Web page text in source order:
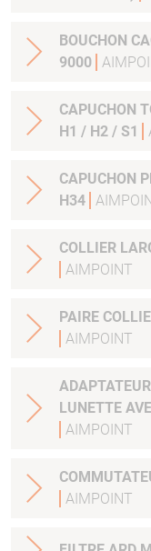
BOUCHON
9000
CAPUCHON
H1 / H2 / S1
CAPUCHON
H34
COLLIER
AIMPOINT
AIMPOINT
LUNETTE
AIMPOINT
AIMPOINT